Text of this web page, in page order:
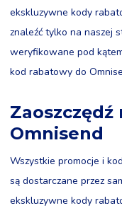
ekskluzywne kody
znaleźć tylko na naszej
weryfikowane pod
kod rabatowy do
Omnisend
Wszystkie promocje i
są dostarczane przez
ekskluzywne kody